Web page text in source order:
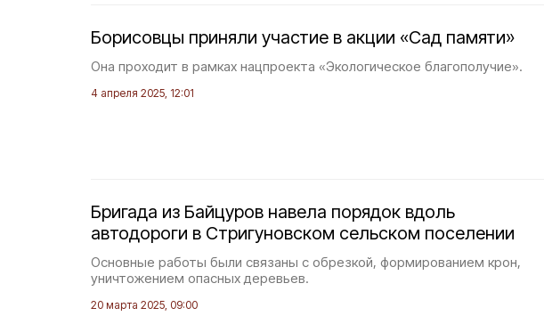
Борисовцы приняли участие в акции «Сад памяти»
Она проходит в рамках нацпроекта «Экологическое благополучие».
4 апреля 2025, 12:01
Бригада из Байцуров навела порядок вдоль
автодороги в Стригуновском сельском поселении
Основные работы были связаны с обрезкой, формированием крон,
уничтожением опасных деревьев.
20 марта 2025, 09:00